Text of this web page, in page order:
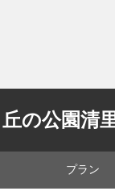
丘の公園清
プラン